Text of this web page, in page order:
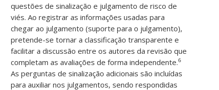
questões de sinalização e julgamento de risco de
viés. Ao registrar as informações usadas para
chegar ao julgamento (suporte para o julgamento),
pretende-se tornar a classificação transparente e
facilitar a discussão entre os autores da revisão que
completam as avaliações de forma independente.6
As perguntas de sinalização adicionais são incluídas
para auxiliar nos julgamentos, sendo respondidas